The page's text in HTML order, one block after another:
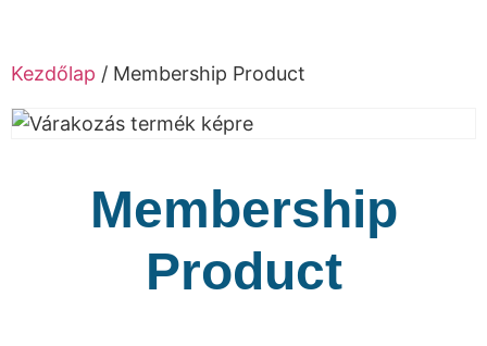
Kezdőlap / Membership Product
Membership
Product